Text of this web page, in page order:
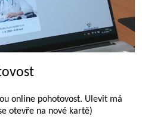
online pohotovost. Ulevit má
otevře na nové kartě)